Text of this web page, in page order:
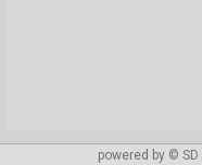
powered by ©